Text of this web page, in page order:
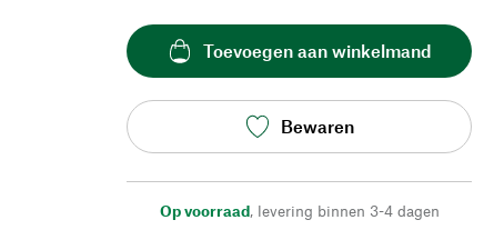
Toevoegen aan winkelmand
Bewaren
Op voorraad, levering binnen 3-4 dagen